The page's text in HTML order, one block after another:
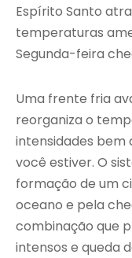
Espírito Santo
temperaturas
Segunda-feira
Uma frente fria
reorganiza o
intensidades bem
você estiver. O
formação de um
oceano e pela
combinação que
intensos e queda